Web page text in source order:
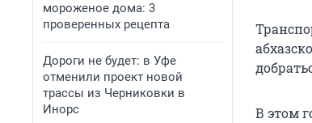
мороженое дома: 3
проверенных рецепта
Дороги не будет: в Уфе
отменили проект новой
трассы из Черниковки в
Инорс
В этом